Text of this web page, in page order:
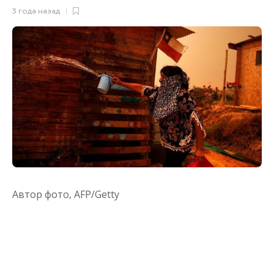
3 года назад
Автор фото, AFP/Getty